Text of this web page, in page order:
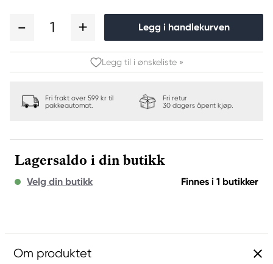
1 Legg i handlekurven
Legg til i ønskeliste »
Fri frakt over 599 kr til
pakkeautomat.
Fri retur
30 dagers åpent kjøp.
Lagersaldo i din butikk
Velg din butikk Finnes i 1 butikker
Om produktet